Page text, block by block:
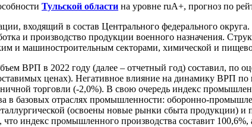
Тульской области на уровне ruА+, прогноз по
входящий в состав Центрального федерального
и производство продукции военного назначения.
и машиностроительным секторами, химической и
ВРП в 2022 году (далее – отчетный год) составил, по
ценах). Негативное влияние на динамику ВРП
торговли (-2,0%). В свою очередь индекс
в базовых отраслях промышленности: оборонно-
(освоены новые рынки сбыта продукции) и
индекс промышленного производства составит